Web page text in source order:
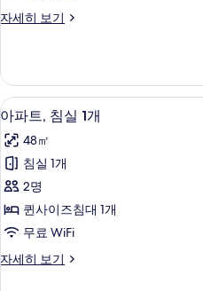
두
기
자세히 보기
스
자
세
히
보
기
아
파
트,
침
실
1
개
사
7
아파트, 침실 1개
48㎡
침실 1개
2명
퀸사이즈침대 1개
무료 WiFi
자세히 보기
아